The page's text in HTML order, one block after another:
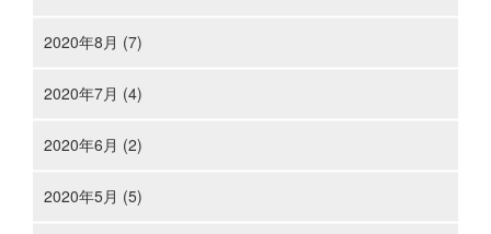
2020年8月 (7)
2020年7月 (4)
2020年6月 (2)
2020年5月 (5)